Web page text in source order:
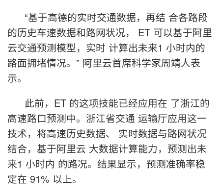
“基于高德的实时交通数据，再结 合各路段
的历史车速数据和路网状况， ET 可以基于阿里
云交通预测模型，实时 计算出未来1 小时内的
路面拥堵情况。” 阿里云首席科学家周靖人表
示。
此前，ET 的这项技能已经应用在 了浙江的
高速路口预测中。浙江省交通 运输厅应用这一
技术，将高速历史数据、 实时数据与路网状况
结合，基于阿里云 大数据计算能力，预测出未
来1 小时内 的路况。结果显示，预测准确率稳
定在 91% 以上。